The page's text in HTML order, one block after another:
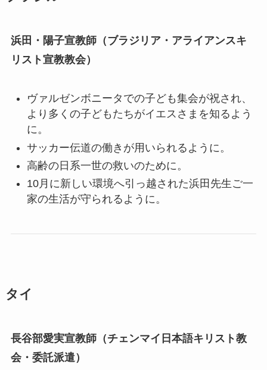
浜田・陽子宣教師（ブラジリア・アライアンスキ
リスト宣教教会）
ヴァルゼンボニータでの子ども集会が祝され、
より多くの子どもたちがイエスさまを知るよう
に。
サッカー伝道の働きが用いられるように。
高齢の日系一世の救いのために。
10月に新しい環境へ引っ越された浜田先生ご一
家の生活が守られるように。
タイ
長谷部愛実宣教師（チェンマイ日本語キリスト教
会・委託派遣）